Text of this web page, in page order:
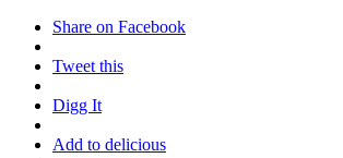
Share on Facebook
Tweet this
Digg It
Add to delicious